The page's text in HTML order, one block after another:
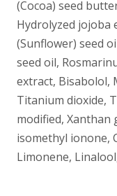
(Cocoa) seed
Hydrolyzed jojoba
(Sunflower) seed
seed oil,
extract, Bisabolol,
Titanium dioxide,
modified, Xanthan
isomethyl ionone,
Limonene,